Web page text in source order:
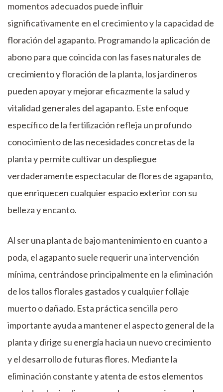
momentos adecuados puede influir
significativamente en el crecimiento y la capacidad de
floración del agapanto. Programando la aplicación de
abono para que coincida con las fases naturales de
crecimiento y floración de la planta, los jardineros
pueden apoyar y mejorar eficazmente la salud y
vitalidad generales del agapanto. Este enfoque
específico de la fertilización refleja un profundo
conocimiento de las necesidades concretas de la
planta y permite cultivar un despliegue
verdaderamente espectacular de flores de agapanto,
que enriquecen cualquier espacio exterior con su
belleza y encanto.
Al ser una planta de bajo mantenimiento en cuanto a
poda, el agapanto suele requerir una intervención
mínima, centrándose principalmente en la eliminación
de los tallos florales gastados y cualquier follaje
muerto o dañado. Esta práctica sencilla pero
importante ayuda a mantener el aspecto general de la
planta y dirige su energía hacia un nuevo crecimiento
y el desarrollo de futuras flores. Mediante la
eliminación constante y atenta de estos elementos